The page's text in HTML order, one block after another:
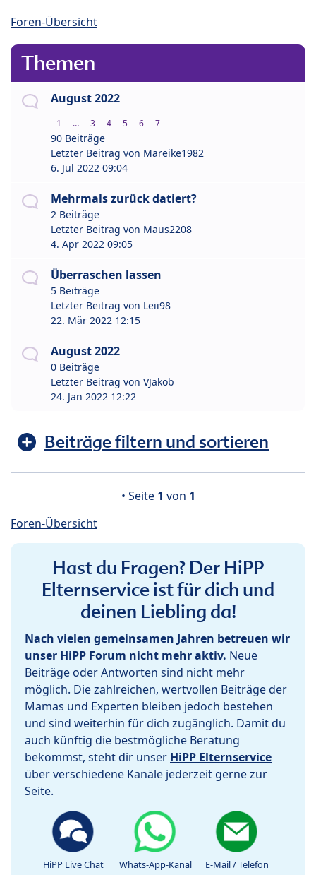
Foren-Übersicht
Themen
August 2022
1 … 3 4 5 6 7
90 Beiträge
Letzter Beitrag von Mareike1982
6. Jul 2022 09:04
Mehrmals zurück datiert?
2 Beiträge
Letzter Beitrag von Maus2208
4. Apr 2022 09:05
Überraschen lassen
5 Beiträge
Letzter Beitrag von Leii98
22. Mär 2022 12:15
August 2022
0 Beiträge
Letzter Beitrag von VJakob
24. Jan 2022 12:22
Beiträge filtern und sortieren
• Seite 1 von 1
Foren-Übersicht
Hast du Fragen? Der HiPP
Elternservice ist für dich und
deinen Liebling da!
Nach vielen gemeinsamen Jahren betreuen wir
unser HiPP Forum nicht mehr aktiv. Neue
Beiträge oder Antworten sind nicht mehr
möglich. Die zahlreichen, wertvollen Beiträge der
Mamas und Experten bleiben jedoch bestehen
und sind weiterhin für dich zugänglich. Damit du
auch künftig die bestmögliche Beratung
bekommst, steht dir unser HiPP Elternservice
über verschiedene Kanäle jederzeit gerne zur
Seite.
HiPP Live Chat Whats-App-Kanal E-Mail / Telefon